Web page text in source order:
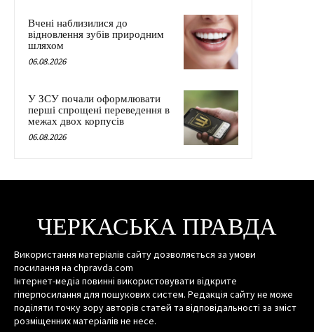
Вчені наблизилися до
відновлення зубів природним
шляхом
06.08.2026
У ЗСУ почали оформлювати
перші спрощені переведення в
межах двох корпусів
06.08.2026
ЧЕРКАСЬКА ПРАВДА
Використання матеріалів сайту дозволяється за умови
посилання на chpravda.com
Інтернет-медіа повинні використовувати відкрите
гіперпосилання для пошукових систем. Редакція сайту не може
поділяти точку зору авторів статей та відповідальності за зміст
розміщенних матеріалів не несе.